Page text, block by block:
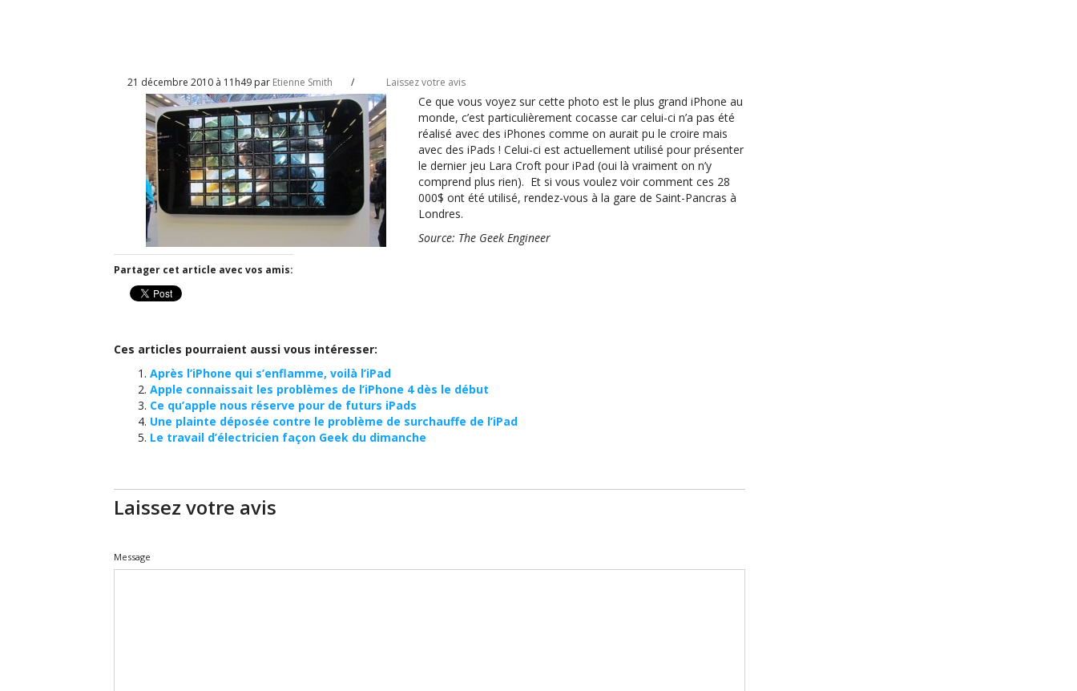
21 décembre 2010 à 11h49 par Etienne Smith / Laissez votre avis
Ce que vous voyez sur cette photo est le plus grand iPhone au
monde, c’est particulièrement cocasse car celui-ci n’a pas été
réalisé avec des iPhones comme on aurait pu le croire mais
avec des iPads ! Celui-ci est actuellement utilisé pour présenter
le dernier jeu Lara Croft pour iPad (oui là vraiment on n’y
comprend plus rien). Et si vous voulez voir comment ces 28
000$ ont été utilisé, rendez-vous à la gare de Saint-Pancras à
Londres.
Source: The Geek Engineer
Partager cet article avec vos amis:
Ces articles pourraient aussi vous intéresser:
Après l’iPhone qui s’enflamme, voilà l’iPad
Apple connaissait les problèmes de l’iPhone 4 dès le début
Ce qu’apple nous réserve pour de futurs iPads
Une plainte déposée contre le problème de surchauffe de l’iPad
Le travail d’électricien façon Geek du dimanche
Laissez votre avis
Message